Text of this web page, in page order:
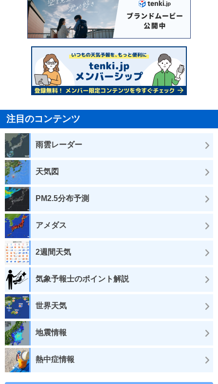
注目のコンテンツ
雨雲レーダー
天気図
PM2.5分布予測
アメダス
2週間天気
気象予報士のポイント解説
世界天気
地震情報
熱中症情報